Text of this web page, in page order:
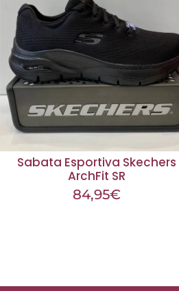
Sabata Esportiva Skechers
ArchFit SR
84,95€